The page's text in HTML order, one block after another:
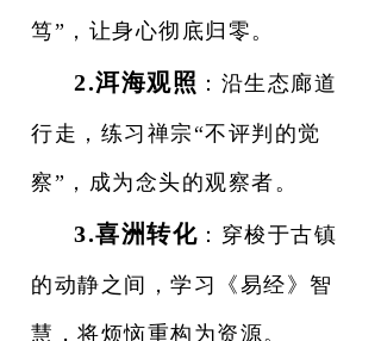
笃”，让身心彻底归零。
2.洱海观照 ：沿生态廊道
行走，练习禅宗“不评判的觉
察”，成为念头的观察者。
3.喜洲转化 ： 穿梭于古镇
的动静之间，学习《易经》智
慧，将烦恼重构为资源。